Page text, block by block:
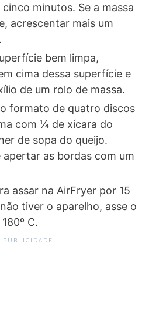
minutos. Se a massa
acrescentar mais um
bem limpa,
cima dessa superfície e
de um rolo de massa.
formato de quatro discos
com ¼ de xícara do
de sopa do queijo.
apertar as bordas com um
assar na AirFryer por 15
tiver o aparelho, asse o
C.
PUBLICIDADE